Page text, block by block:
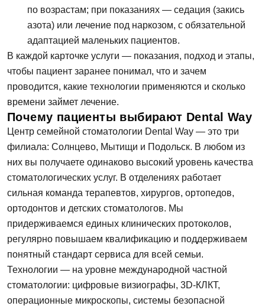
по возрастам; при показаниях — седация (закись
азота) или лечение под наркозом, с обязательной
адаптацией маленьких пациентов.
В каждой карточке услуги — показания, подход и этапы,
чтобы пациент заранее понимал, что и зачем
проводится, какие технологии применяются и сколько
времени займет лечение.
Почему пациенты выбирают Dental Way
Центр семейной стоматологии Dental Way — это три
филиала: Солнцево, Мытищи и Подольск. В любом из
них вы получаете одинаково высокий уровень качества
стоматологических услуг. В отделениях работает
сильная команда терапевтов, хирургов, ортопедов,
ортодонтов и детских стоматологов. Мы
придерживаемся единых клинических протоколов,
регулярно повышаем квалификацию и поддерживаем
понятный стандарт сервиса для всей семьи.
Технологии — на уровне международной частной
стоматологии: цифровые визиографы, 3D-КЛКТ,
операционные микроскопы, системы безопасной